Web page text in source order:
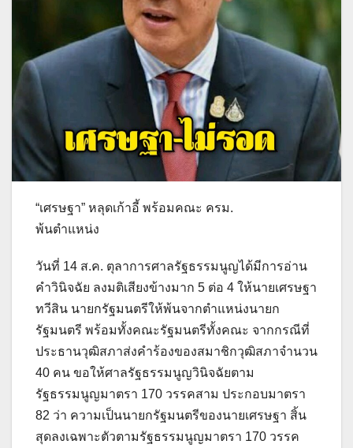
“เศรษฐา” หลุดเก้าอี้ พร้อมคณะ ครม.
พ้นตำแหน่ง
วันที่ 14 ส.ค. ตุลาการศาลรัฐธรรมนูญได้มีการอ่าน
คำวินิจฉัย ลงมติเสียงข้างมาก 5 ต่อ 4 ให้นายเศรษฐา
ทวีสิน นายกรัฐมนตรีให้พ้นจากตำแหน่งนายก
รัฐมนตรี พร้อมทั้งคณะรัฐมนตรีทั้งคณะ จากกรณีที่
ประธานวุฒิสภาส่งคำร้องของสมาชิกวุฒิสภาจำนวน
40 คน ขอให้ศาลรัฐธรรมนูญวินิจฉัยตาม
รัฐธรรมนูญมาตรา 170 วรรคสาม ประกอบมาตรา
82 ว่า ความเป็นนายกรัฐมนตรีของนายเศรษฐา สิ้น
สุดลงเฉพาะตัวตามรัฐธรรมนูญมาตรา 170 วรรค